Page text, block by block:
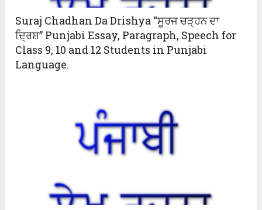
Suraj Chadhan Da Drishya “ਸੂਰਜ ਚੜ੍ਹਨ ਦਾ
ਦ੍ਰਿਸ਼” Punjabi Essay, Paragraph, Speech for
Class 9, 10 and 12 Students in Punjabi
Language.